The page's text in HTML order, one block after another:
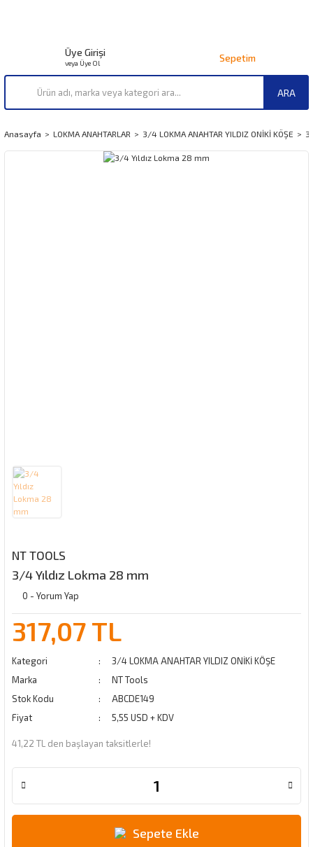
ARA
Üye Girişi
veya Üye Ol Sepetim
Anasayfa LOKMA ANAHTARLAR 3/4 LOKMA ANAHTAR YILDIZ ONİKİ KÖŞE
NT TOOLS
3/4 Yıldız Lokma 28 mm
0 - Yorum Yap
317,07 TL
Kategori
3/4 LOKMA ANAHTAR YILDIZ ONİKİ KÖŞE
Marka
NT Tools
Stok Kodu
ABCDE149
Fiyat
5,55 USD + KDV
41,22 TL den başlayan taksitlerle!
Sepete Ekle